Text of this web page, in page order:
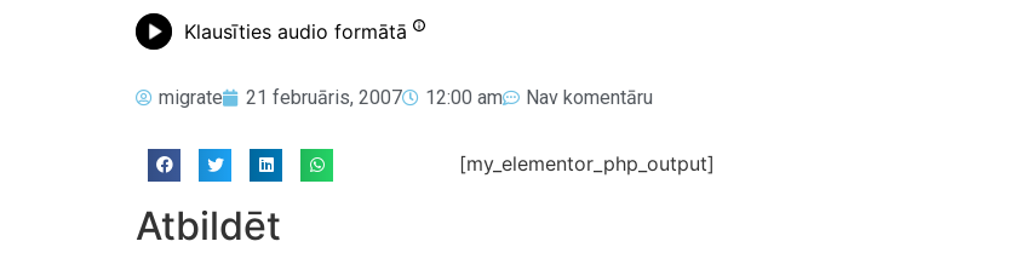
Klausīties audio formātā
migrate 21 februāris, 2007 12:00 am Nav komentāru
[my_elementor_php_output]
Atbildēt